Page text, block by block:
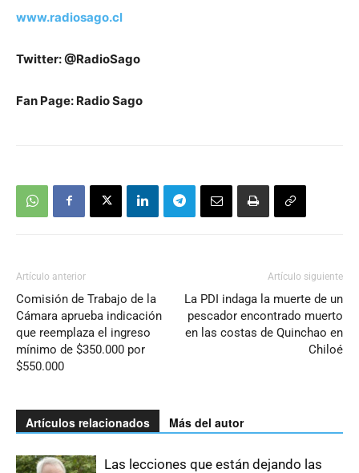
www.radiosago.cl
Twitter: @RadioSago
Fan Page: Radio Sago
Artículo anterior
Comisión de Trabajo de la
Cámara aprueba indicación
que reemplaza el ingreso
mínimo de $350.000 por
$550.000
Artículo siguiente
La PDI indaga la muerte de un
pescador encontrado muerto
en las costas de Quinchao en
Chiloé
Artículos relacionados Más del autor
Las lecciones que están dejando las